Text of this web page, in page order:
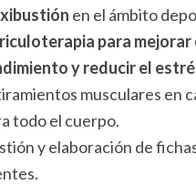
en el ámbito
para mejorar
y reducir el
musculares en
todo el cuerpo.
y elaboración de